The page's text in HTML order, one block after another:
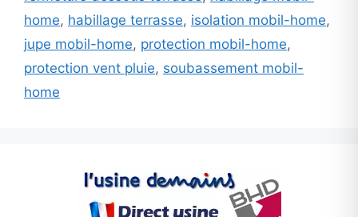
home, habillage terrasse, isolation mobil-home,
jupe mobil-home, protection mobil-home,
protection vent pluie, soubassement mobil-
home